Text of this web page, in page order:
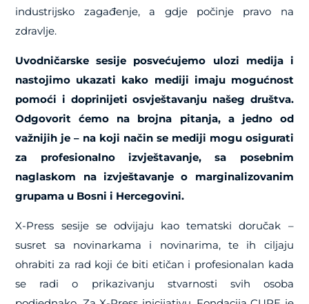
industrijsko zagađenje, a gdje počinje pravo na
zdravlje.
Uvodničarske sesije posvećujemo ulozi medija i
nastojimo ukazati kako mediji imaju mogućnost
pomoći i doprinijeti osvještavanju našeg društva.
Odgovorit ćemo na brojna pitanja, a jedno od
važnijih je – na koji način se mediji mogu osigurati
za profesionalno izvještavanje, sa posebnim
naglaskom na izvještavanje o marginalizovanim
grupama u Bosni i Hercegovini.
X-Press sesije se odvijaju kao tematski doručak –
susret sa novinarkama i novinarima, te ih ciljaju
ohrabiti za rad koji će biti etičan i profesionalan kada
se radi o prikazivanju stvarnosti svih osoba